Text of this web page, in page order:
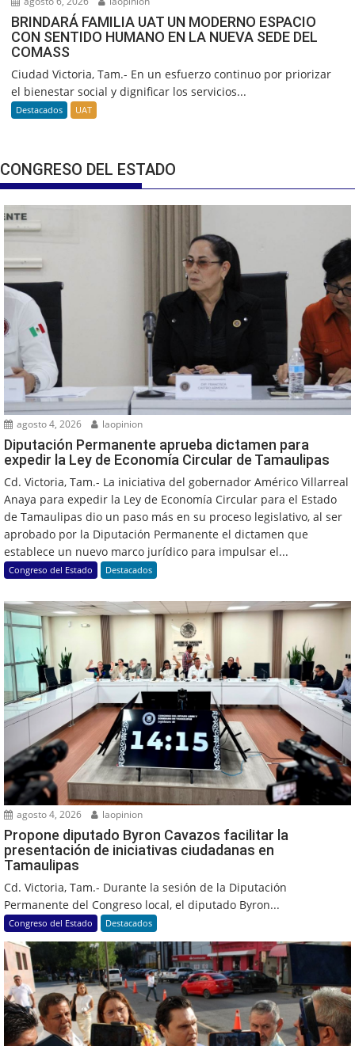
BRINDARÁ FAMILIA UAT UN MODERNO ESPACIO
CON SENTIDO HUMANO EN LA NUEVA SEDE DEL
COMASS
Ciudad Victoria, Tam.- En un esfuerzo continuo por priorizar
el bienestar social y dignificar los servicios...
Destacados UAT
CONGRESO DEL ESTADO
agosto 4, 2026 laopinion
Diputación Permanente aprueba dictamen para
expedir la Ley de Economía Circular de Tamaulipas
Cd. Victoria, Tam.- La iniciativa del gobernador Américo Villarreal
Anaya para expedir la Ley de Economía Circular para el Estado
de Tamaulipas dio un paso más en su proceso legislativo, al ser
aprobado por la Diputación Permanente el dictamen que
establece un nuevo marco jurídico para impulsar el...
Congreso del Estado Destacados
agosto 4, 2026 laopinion
Propone diputado Byron Cavazos facilitar la
presentación de iniciativas ciudadanas en
Tamaulipas
Cd. Victoria, Tam.- Durante la sesión de la Diputación
Permanente del Congreso local, el diputado Byron...
Congreso del Estado Destacados